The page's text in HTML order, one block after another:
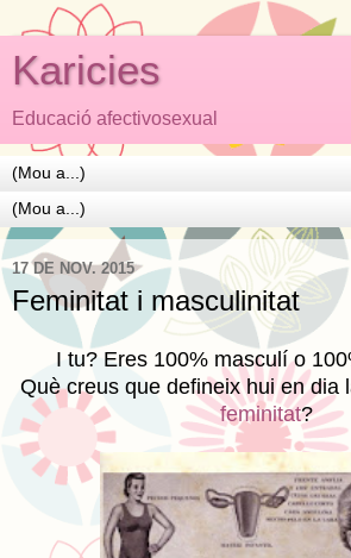
Karicies
Educació afectivosexual
17 DE NOV. 2015
Feminitat i masculinitat
I tu? Eres 100% masculí o
Què creus que defineix hui en dia
feminitat?